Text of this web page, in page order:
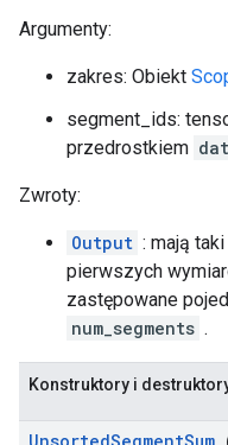
Argumenty:
zakres: Obiekt
segment_ids:
przedrostkiem
Zwroty:
Output : mają
pierwszych
zastępowane
num_segments .
Konstruktory i